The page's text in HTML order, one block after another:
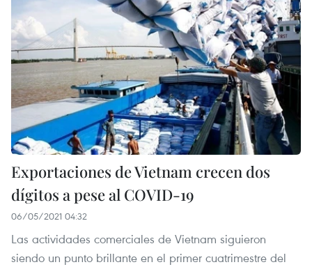
Exportaciones de Vietnam crecen dos
dígitos a pese al COVID-19
06/05/2021 04:32
Las actividades comerciales de Vietnam siguieron
siendo un punto brillante en el primer cuatrimestre del